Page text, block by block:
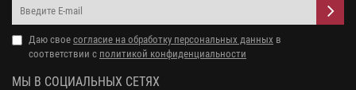
Даю свое согласие на обработку персональных данных в
соответствии с политикой конфиденциальности
МЫ В СОЦИАЛЬНЫХ СЕТЯХ